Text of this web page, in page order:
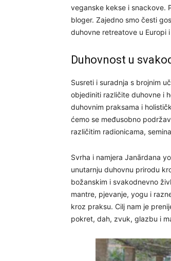
veganske kekse i snackove.
bloger. Zajedno smo česti
duhovne retreatove u Europi
Duhovnost u
Susreti i suradnja s brojnim
objediniti različite duhovne i
duhovnim praksama i
ćemo se međusobno
različitim radionicama,
Svrha i namjera Janārdana
unutarnju duhovnu prirodu
božanskim i svakodnevno
mantre, pjevanje, yogu i
kroz praksu. Cilj nam je
pokret, dah, zvuk, glazbu i